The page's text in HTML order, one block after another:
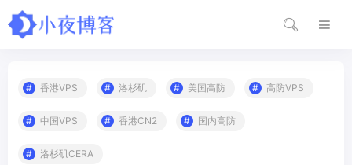
香港VPS 洛杉矶 美国高防 高防VPS
中国VPS 香港CN2 国内高防
洛杉矶CERA